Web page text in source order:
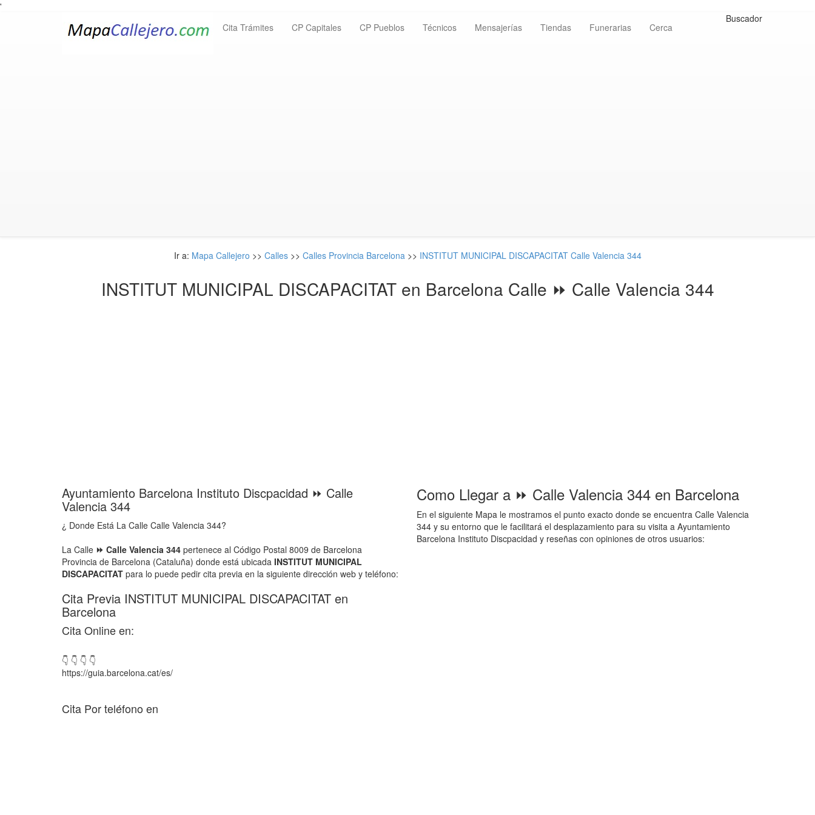
'
Cita Trámites
CP Capitales CP Pueblos Técnicos Mensajerías Tiendas Funerarias Cerca
Buscador
Ir a: Mapa Callejero >> Calles >> Calles Provincia Barcelona >> INSTITUT MUNICIPAL DISCAPACITAT Calle Valencia 344
INSTITUT MUNICIPAL DISCAPACITAT en Barcelona Calle ⏩ Calle Valencia 344
Ayuntamiento Barcelona Instituto Discpacidad ⏩ Calle
Valencia 344
¿ Donde Está La Calle Calle Valencia 344?
La Calle ⏩ Calle Valencia 344 pertenece al Código Postal 8009 de Barcelona
Provincia de Barcelona (Cataluña) donde está ubicada INSTITUT MUNICIPAL
DISCAPACITAT para lo puede pedir cita previa en la siguiente dirección web y teléfono:
Cita Previa INSTITUT MUNICIPAL DISCAPACITAT en
Barcelona
Cita Online en:
👇 👇 👇 👇
https://guia.barcelona.cat/es/
Cita Por teléfono en
Como Llegar a ⏩ Calle Valencia 344 en Barcelona
En el siguiente Mapa le mostramos el punto exacto donde se encuentra Calle Valencia
344 y su entorno que le facilitará el desplazamiento para su visita a Ayuntamiento
Barcelona Instituto Discpacidad y reseñas con opiniones de otros usuarios: